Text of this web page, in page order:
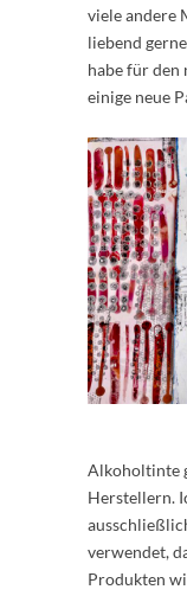
viele andere
liebend
habe für den
einige neue
Alkoholtinte
Herstellern.
verwendet,
Produkten